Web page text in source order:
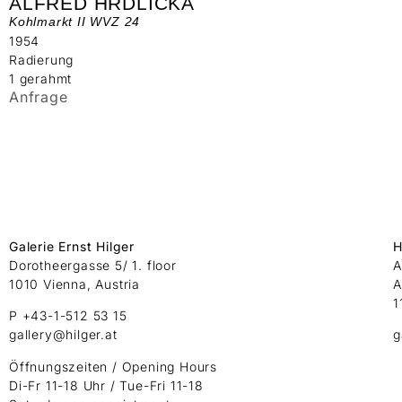
Kohlmarkt II WVZ 24
1954
Radierung
1 gerahmt
Anfrage
Galerie Ernst Hilger
Dorotheergasse 5/ 1. floor
1010 Vienna, Austria
P +43-1-512 53 15
gallery@hilger.at
Öffnungszeiten / Opening Hours
Di-Fr 11-18 Uhr / Tue-Fri 11-18